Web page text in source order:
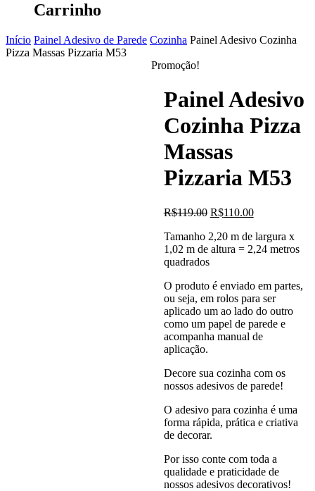
Carrinho
Início Painel Adesivo de Parede Cozinha Painel Adesivo Cozinha
Pizza Massas Pizzaria M53
Promoção!
Painel Adesivo
Cozinha Pizza
Massas
Pizzaria M53
R$119.00 O
original
era:
R$119.00.
R$110.00O
atual
é:
Tamanho 2,20 m de largura x
1,02 m de altura = 2,24 metros
quadrados
O produto é enviado em partes,
ou seja, em rolos para ser
aplicado um ao lado do outro
como um papel de parede e
acompanha manual de
aplicação.
Decore sua cozinha com os
nossos adesivos de parede!
O adesivo para cozinha é uma
forma rápida, prática e criativa
de decorar.
Por isso conte com toda a
qualidade e praticidade de
nossos adesivos decorativos!